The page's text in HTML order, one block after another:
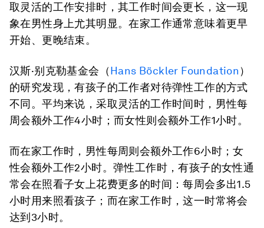
取灵活的工作安排时，其工作时间会更长，这一现
象在男性身上尤其明显。在家工作通常意味着更早
开始、更晚结束。
汉斯·别克勒基金会（Hans Böckler Foundation ）
的研究发现，有孩子的工作者对待弹性工作的方式
不同。平均来说，采取灵活的工作时间时，男性每
周会额外工作4小时；而女性则会额外工作1小时。
而在家工作时，男性每周则会额外工作6小时；女
性会额外工作2小时。弹性工作时，有孩子的女性通
常会在照看子女上花费更多的时间：每周会多出1.5
小时用来照看孩子；而在家工作时，这一时常将会
达到3小时。